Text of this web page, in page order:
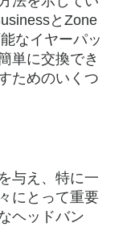
とZone
なイヤーパッ
単に交換でき
ためのいくつ
与え、特に一
にとって重要
ヘッドバン